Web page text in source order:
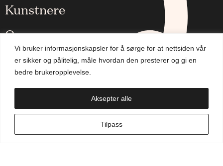
Vi bruker informasjonskapsler for å sørge for at nettsiden vår
er sikker og pålitelig, måle hvordan den presterer og gi en
bedre brukeropplevelse.
Tilpass
Aksepter alle
Kunstnere
Om oss
Aktuelt
Handlekurv
NO